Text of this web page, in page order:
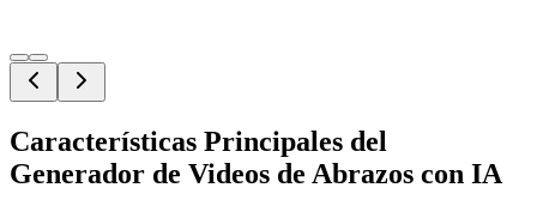
Características Principales del
Generador de Videos de Abrazos con IA